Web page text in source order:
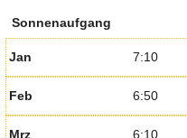
Sonnenaufgang
Jan 7:10
Feb 6:50
Mrz 6:10